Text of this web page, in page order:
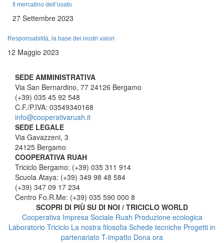
Il mercatino dell’usato
27 Settembre 2023
Responsabilità, la base dei nostri valori
12 Maggio 2023
SEDE AMMINISTRATIVA
Via San Bernardino, 77 24126 Bergamo
(+39) 035 45 92 548
C.F./P.IVA: 03549340168
info@cooperativaruah.it
SEDE LEGALE
Via Gavazzeni, 3
24125 Bergamo
COOPERATIVA RUAH
Triciclo Bergamo: (+39) 035 311 914
Scuola Ataya: (+39) 349 98 48 584
(+39) 347 09 17 234
Centro Fo.R.Me: (+39) 035 590 000 8
SCOPRI DI PIÙ SU DI NOI / TRICICLO WORLD
Cooperativa Impresa Sociale Ruah Produzione ecologica
Laboratorio Triciclo La nostra filosofia Schede tecniche Progetti in
partenariato T-impatto Dona ora